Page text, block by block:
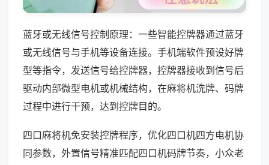
蓝牙或无线信号控制原理：一些智能控牌器通过蓝牙
或无线信号与手机等设备连接。手机端软件预设好牌
型等指令，发送信号给控牌器，控牌器接收到信号后
驱动内部微型电机或机械结构，在麻将机洗牌、码牌
过程中进行干预，达到控牌目的。
四口麻将机免安装控牌程序，优化四口机四方电机协
同参数，外置信号精准匹配四口机码牌节奏，小众老